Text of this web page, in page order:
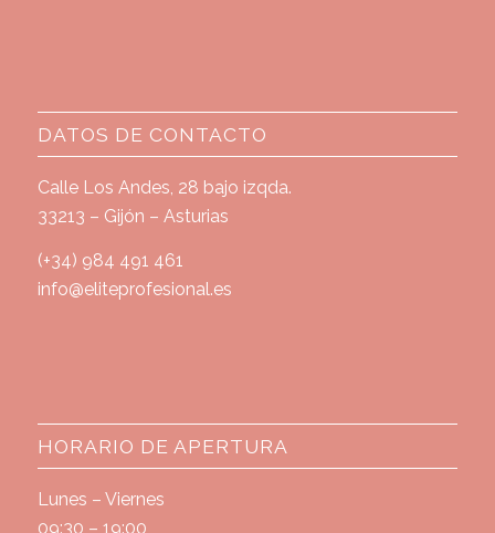
DATOS DE CONTACTO
Calle Los Andes, 28 bajo izqda.
33213 – Gijón – Asturias
(+34) 984 491 461
info@eliteprofesional.es
HORARIO DE APERTURA
Lunes – Viernes
09:30 – 19:00